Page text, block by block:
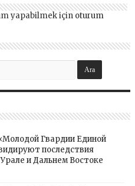
yapabilmek için oturum
Гвардии Единой
последствия
и Дальнем Востоке